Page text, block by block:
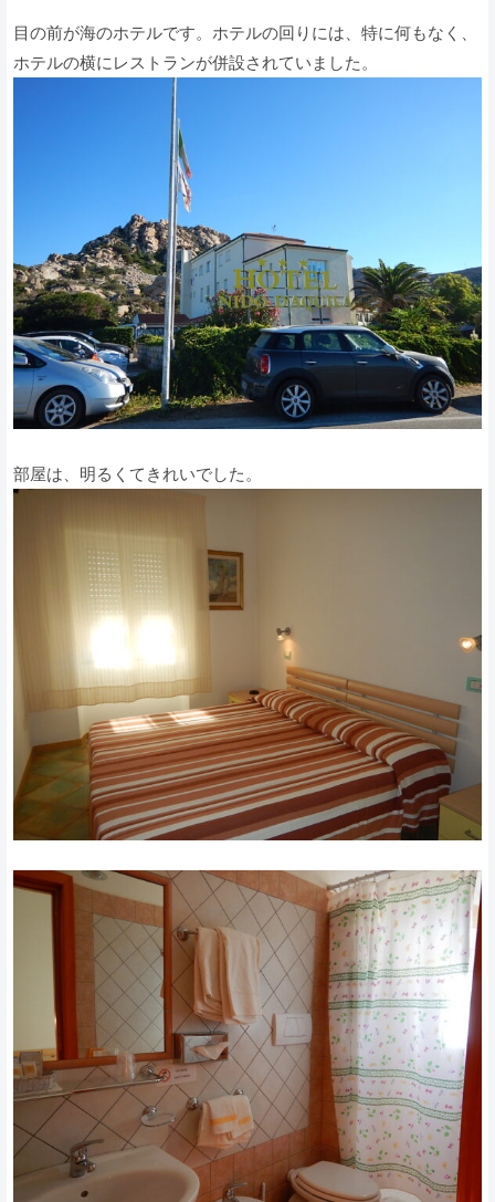
目の前が海のホテルです。ホテルの回りには、特に何もなく、
ホテルの横にレストランが併設されていました。
部屋は、明るくてきれいでした。